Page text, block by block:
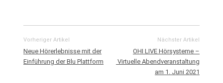
Vorheriger Artikel
Neue Hörerlebnisse mit der
Einführung der Blu Plattform
Nächster Artikel
OHI LIVE Hörsysteme –
Virtuelle Abendveranstaltung
am 1. Juni 2021